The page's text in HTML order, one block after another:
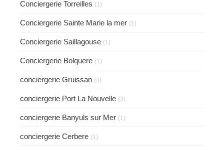
Conciergerie Torreilles (1)
Conciergerie Sainte Marie la mer (1)
Conciergerie Saillagouse (1)
Conciergerie Bolquere (1)
conciergerie Gruissan (3)
conciergerie Port La Nouvelle (3)
conciergerie Banyuls sur Mer (1)
conciergerie Cerbere (1)